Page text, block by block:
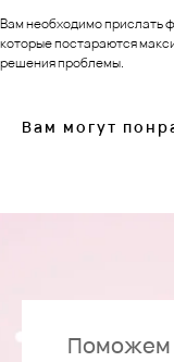
Вам необходимо прислать
которые постараются
решения проблемы.
Вам могут
Поможем